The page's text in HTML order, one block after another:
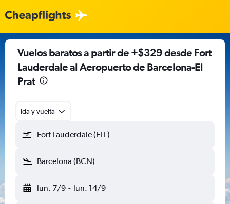
Vuelos baratos a partir de +$329 desde Fort
Lauderdale al Aeropuerto de Barcelona-El
Prat
Ida y vuelta
Fort Lauderdale (FLL)
Barcelona (BCN)
lun. 7/9 - lun. 14/9